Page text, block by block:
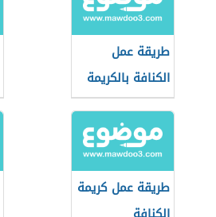
طريقة عمل
الكنافة بالكريمة
طريقة عمل كريمة